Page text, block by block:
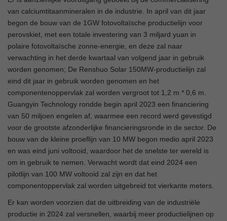
van calciumtitaanmineralen in de industrie. In april van dit jaar
begon de bouw van de 1GW fotovoltaïsche productielijn voor
perovskiet, met een totale investering van 3 miljard yuan in
polaire fotovoltaïsche zonne-energie, en deze zal naar
verwachting in het derde kwartaal van volgend jaar in gebruik
worden genomen; De Renshuo Solar 150MW-productielijn zal
eind dit jaar in gebruik worden genomen en het
componentenoppervlak zal worden vergroot tot 1,2 m * 0,6 m.
Guangyin Technology rondde begin april 2023 een financiering
van 50 miljoen engelen af, waarmee een record werd gevestigd
voor de grootste afzonderlijke financieringsronde in de sector. De
bouw van de kleine proeflijn van 10 MW begon medio april 2023
en was eind juni voltooid, waardoor het de snelste ter wereld is
om in gebruik te nemen. Verwacht wordt dat eind 2024 een
pilotlijn van 100 MW voltooid zal zijn en dat het
componentoppervlak zal worden uitgebreid tot vierkante meters.
Er kan worden voorzien dat de uitbreiding van de industriële
productie in 2024 zal versnellen, waarbij meer productielijnen op